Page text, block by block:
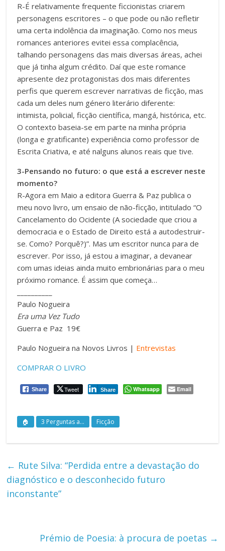
R-É relativamente frequente ficcionistas criarem
personagens escritores – o que pode ou não refletir
uma certa indolência da imaginação. Como nos meus
romances anteriores evitei essa complacência,
talhando personagens das mais diversas áreas, achei
que já tinha algum crédito. Daí que este romance
apresente dez protagonistas dos mais diferentes
perfis que querem escrever narrativas de ficção, mas
cada um deles num género literário diferente:
intimista, policial, ficção científica, mangá, histórica, etc.
O contexto baseia-se em parte na minha própria
(longa e gratificante) experiência como professor de
Escrita Criativa, e até nalguns alunos reais que tive.
3-Pensando no futuro: o que está a escrever neste
momento?
R-Agora em Maio a editora Guerra & Paz publica o
meu novo livro, um ensaio de não-ficção, intitulado “O
Cancelamento do Ocidente (A sociedade que criou a
democracia e o Estado de Direito está a autodestruir-
se. Como? Porquê?)”. Mas um escritor nunca para de
escrever. Por isso, já estou a imaginar, a devanear
com umas ideias ainda muito embrionárias para o meu
próximo romance. É assim que começa…
Paulo Nogueira
Era uma Vez Tudo
Guerra e Paz 19€
Paulo Nogueira na Novos Livros | Entrevistas
COMPRAR O LIVRO
Share Tweet Share Whatsapp Email
🏠 3 Perguntas a... Ficção
← Rute Silva: “Perdida entre a devastação do
diagnóstico e o desconhecido futuro
inconstante”
Prémio de Poesia: à procura de poetas →